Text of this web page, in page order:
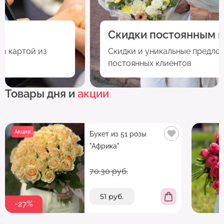
Скидки постоянным клиентам
Скидки и уникальные предложения для
постоянных клиентов
Товары дня и акции
Акция
-27%
Букет из 51 розы
"Африка"
70.30 руб.
51 руб.
кнопку "Выбрать".